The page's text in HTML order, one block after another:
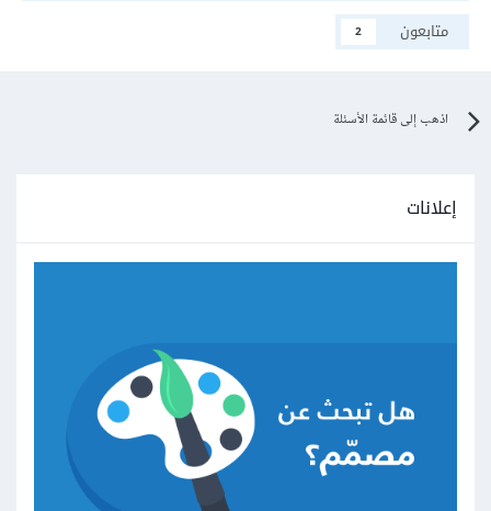
متابعون
2
اذهب إلى قائمة الأسئلة
إعلانات